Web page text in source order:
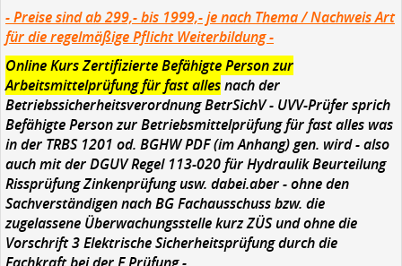
- Preise sind ab 299,- bis 1999,- je nach Thema / Nachweis Art
für die regelmäßige Pflicht Weiterbildung -
Online KursZertifizierte Befähigte Person zur
Arbeitsmittelprüfung für fast allesnach der
Betriebssicherheitsverordnung BetrSichV - UVV-Prüfersprich
Befähigte Person zur Betriebsmittelprüfung für fast alles was
in der TRBS 1201 od. BGHW PDF (im Anhang) gen. wird- also
auch mit der DGUV Regel 113-020 für Hydraulik Beurteilung
Rissprüfung Zinkenprüfung usw. dabei.aber - ohne den
Sachverständigen nach BG Fachausschuss bzw. die
zugelassene Überwachungsstelle kurz ZÜS und ohne die
Vorschrift 3 Elektrische Sicherheitsprüfung durch die